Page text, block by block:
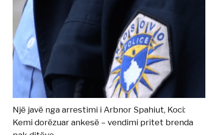
Një javë nga arrestimi i Arbnor Spahiut, Koci:
Kemi dorëzuar ankesë – vendimi pritet brenda